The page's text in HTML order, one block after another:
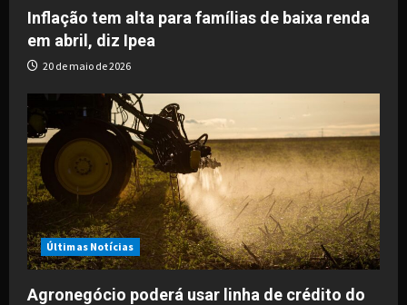
o
n
Inflação tem alta para famílias de baixa renda
em abril, diz Ipea
20 de maio de 2026
Últimas Notícias
Agronegócio poderá usar linha de crédito do